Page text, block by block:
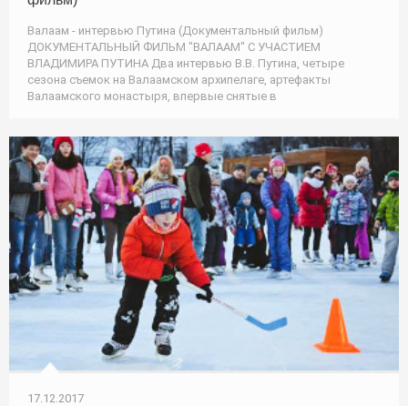
Валаам - интервью Путина (Документальный фильм)
ДОКУМЕНТАЛЬНЫЙ ФИЛЬМ "ВАЛААМ" С УЧАСТИЕМ
ВЛАДИМИРА ПУТИНА Два интервью В.В. Путина, четыре
сезона съемок на Валаамском архипелаге, артефакты
Валаамского монастыря, впервые снятые в
17.12.2017